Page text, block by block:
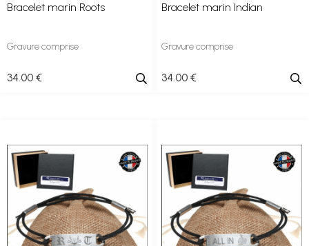
Bracelet marin Roots
Gravure comprise
34.00 €
Bracelet marin Indian
Gravure comprise
34.00 €